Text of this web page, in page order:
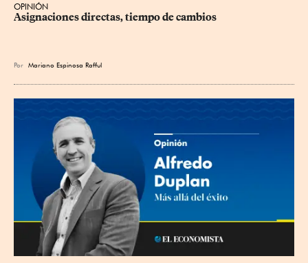
OPINIÓN
Asignaciones directas, tiempo de cambios
Por Mariano Espinosa Rafful